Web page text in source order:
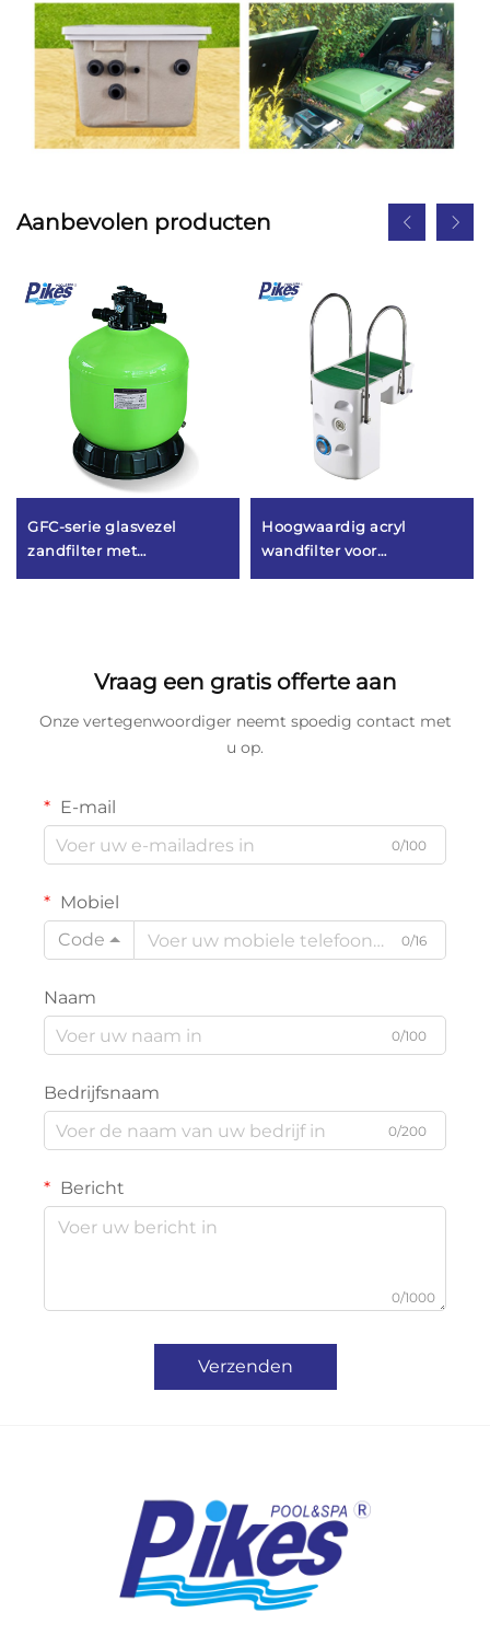
Aanbevolen producten
GFC-serie glasvezel
zandfilter met
Hoogwaardig acryl
wandfilter voor
Vraag een gratis offerte aan
Onze vertegenwoordiger neemt spoedig contact met
u op.
E-mail
0/100
Mobiel
Code
0/16
Naam
0/100
Bedrijfsnaam
0/200
Bericht
0/1000
Verzenden